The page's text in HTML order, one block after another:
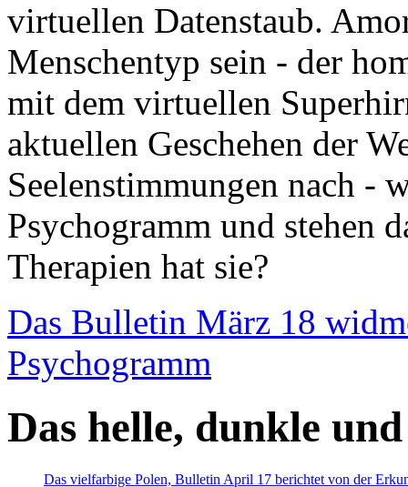
virtuellen Datenstaub.
Menschentyp sein - der
mit dem virtuellen
aktuellen Geschehen der
Seelenstimmungen nach -
Psychogramm und stehen
Therapien hat sie?
Das Bulletin März 18
Psychogramm
Das helle, dunkle
Das vielfarbige Polen, Bulletin April 17 berichtet von der